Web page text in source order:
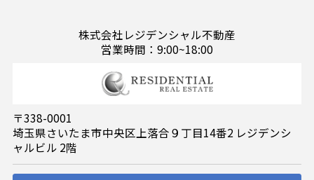
株式会社レジデンシャル不動産
営業時間：9:00~18:00
〒338-0001
埼玉県さいたま市中央区上落合９丁目14番2 レジデンシ
ャルビル 2階